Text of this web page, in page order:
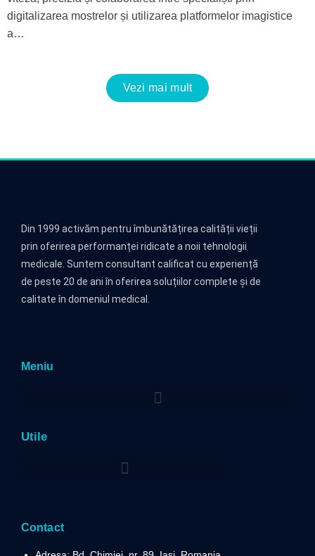
digitalizarea mostrelor și utilizarea platformelor imagistice
a…
Vezi mai mult
Din 1999 activăm pentru îmbunătățirea calității vieții
prin oferirea performanței ridicate a noii tehnologii
medicale. Suntem consultant calificat cu experiență
de peste 20 de ani în oferirea soluțiilor complete și de
calitate în domeniul medical.
Meniu
Utile
Contact